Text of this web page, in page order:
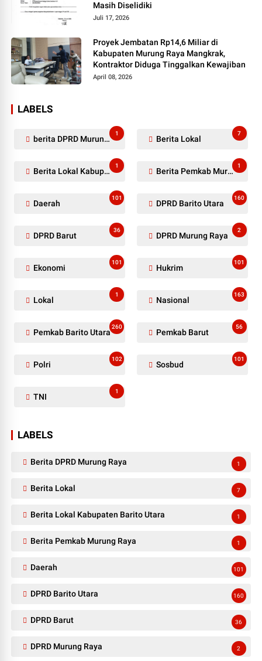
Masih Diselidiki
Juli 17, 2026
Proyek Jembatan Rp14,6 Miliar di
Kabupaten Murung Raya Mangkrak,
Kontraktor Diduga Tinggalkan Kewajiban
April 08, 2026
LABELS
berita DPRD Murung Raya
1
Berita Lokal
7
Berita Lokal Kabupaten Barito Utara
1
Berita Pemkab Murung Raya
1
Daerah
101
DPRD Barito Utara
160
DPRD Barut
36
DPRD Murung Raya
2
Ekonomi
101
Hukrim
101
Lokal
1
Nasional
163
Pemkab Barito Utara
260
Pemkab Barut
56
Polri
102
Sosbud
101
TNI
1
LABELS
Berita DPRD Murung Raya 1
Berita Lokal 7
Berita Lokal Kabupaten Barito Utara 1
Berita Pemkab Murung Raya 1
Daerah 101
DPRD Barito Utara 160
DPRD Barut 36
DPRD Murung Raya 2